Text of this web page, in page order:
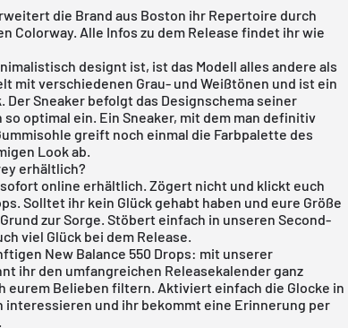
die Brand aus Boston ihr Repertoire durch
Colorway. Alle Infos zu dem Release findet ihr wie
designt ist, ist das Modell alles andere als
mit verschiedenen Grau- und Weißtönen und ist ein
Der Sneaker befolgt das Designschema seiner
optimal ein. Ein Sneaker, mit dem man definitiv
greift noch einmal die Farbpalette des
Look ab.
erhältlich?
sofort online erhältlich. Zögert nicht und klickt euch
Solltet ihr kein Glück gehabt haben und eure Größe
zur Sorge. Stöbert einfach in unseren Second-
viel Glück bei dem Release.
New Balance 550 Drops: mit unserer
ihr den umfangreichen Releasekalender ganz
eurem Belieben filtern. Aktiviert einfach die Glocke in
interessieren und ihr bekommt eine Erinnerung per